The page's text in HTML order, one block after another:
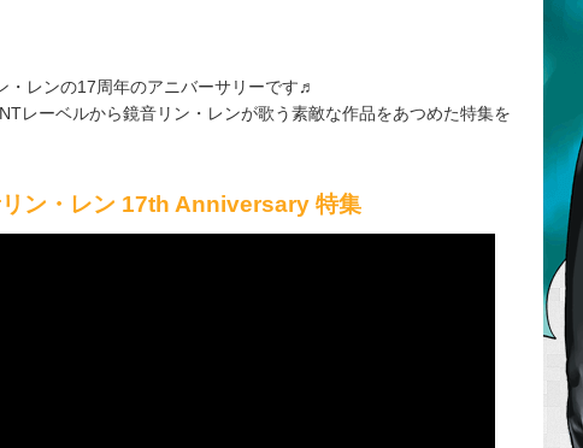
・レンの17周年のアニバーサリーです♬
レーベルから鏡音リン・レンが歌う素敵な作品をあつめた特集を
ン・レン 17th Anniversary 特集